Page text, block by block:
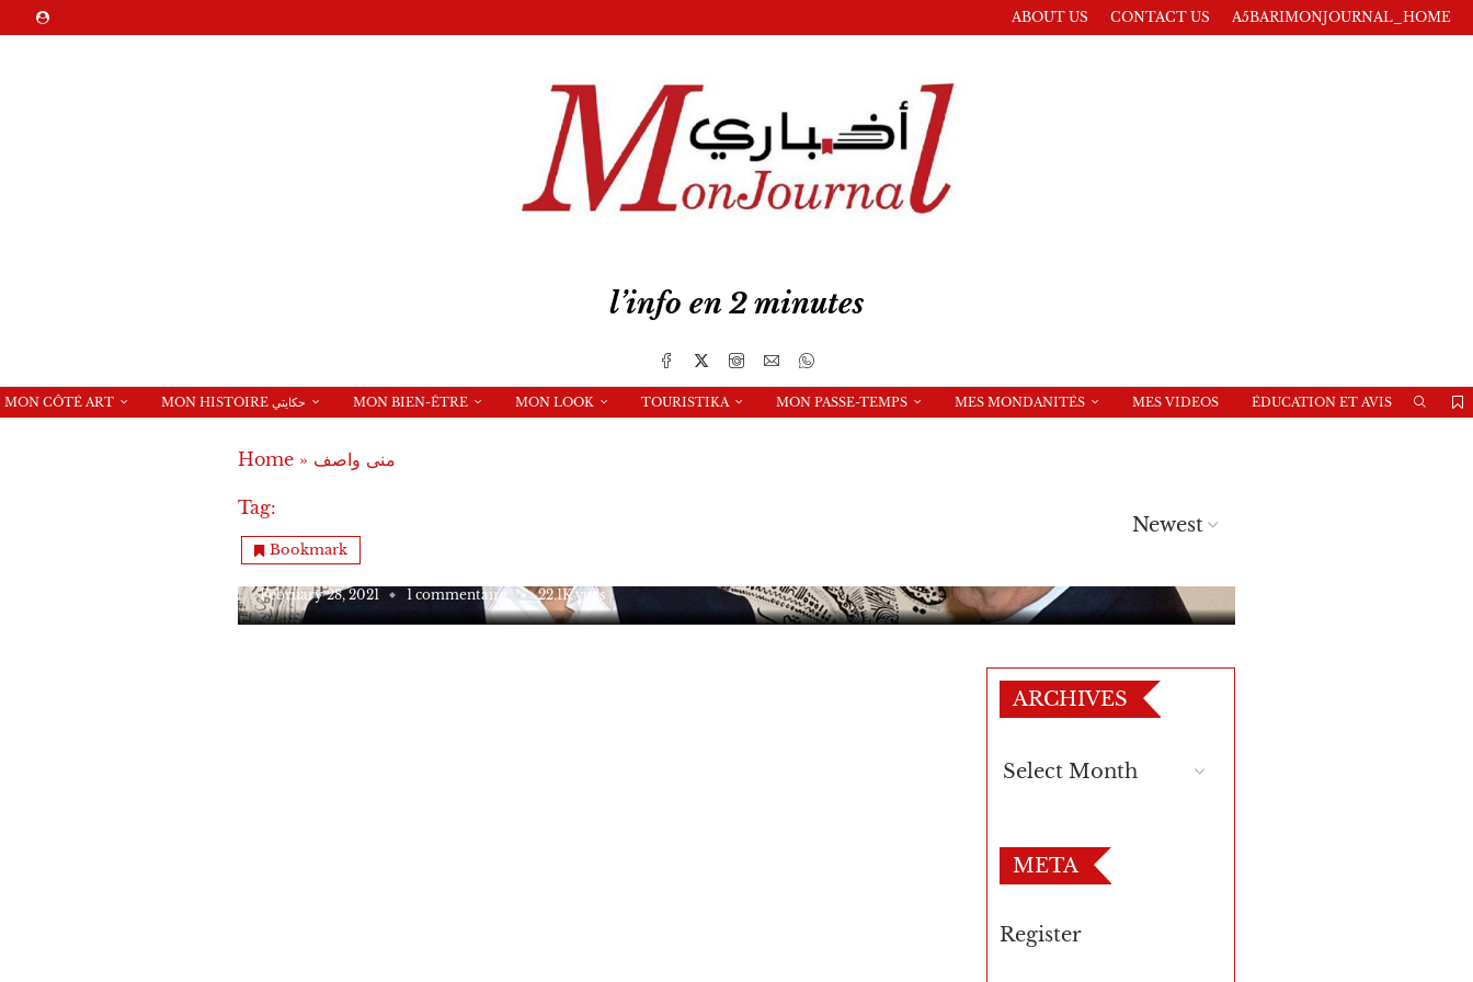
ABOUT US CONTACT US A5BARIMONJOURNAL_HOME
l’info en 2 minutes
MON CÔTÉ ART MON HISTOIRE حكايتي MON BIEN-ÊTRE MON LOOK TOURISTIKA MON PASSE-TEMPS MES MONDANITÉS MES VIDEOS ÉDUCATION ET AVIS
Home » منى واصف
Tag:
Bookmark
Ma personnalité
!عملاقٌ في زمن الرعيان
February 28, 2021 1 commentaire 22.1K vues
ARCHIVES
META
Register